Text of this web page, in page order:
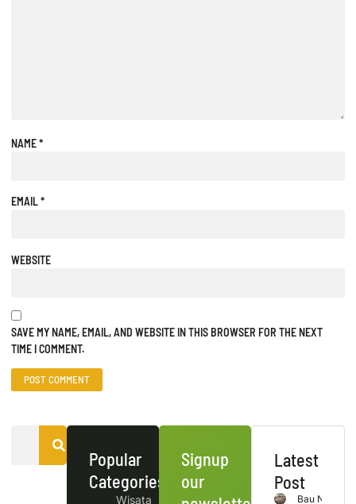
NAME*
EMAIL*
WEBSITE
SAVE MY NAME, EMAIL, AND WEBSITE IN THIS BROWSER FOR THE NEXT
TIME I COMMENT.
Popular
Categories
Wisata
Signup
our
Latest
Post
Bau Nyale